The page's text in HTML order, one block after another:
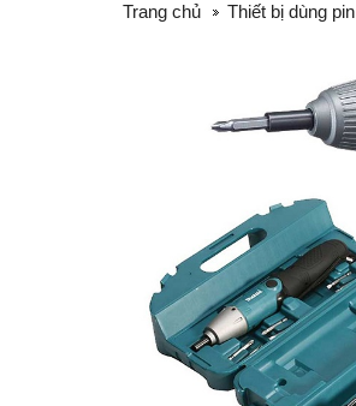
Trang chủ
Thiết bị dùng pin